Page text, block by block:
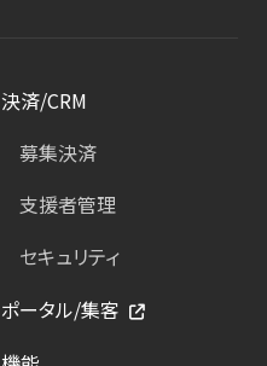
決済/CRM
募集決済
支援者管理
セキュリティ
ポータル/集客